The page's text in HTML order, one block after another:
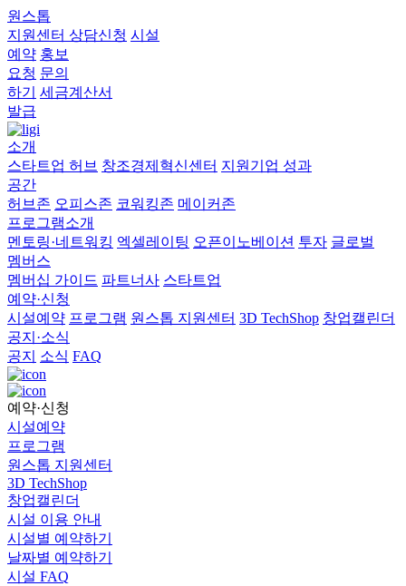
원스톱
지원센터 상담신청 시설
예약 홍보
요청 문의
하기
세금계산서
발급
소개
스타트업 허브 창조경제혁신센터 지원기업 성과
공간
허브존 오피스존 코워킹존 메이커존
프로그램소개
멘토링·네트워킹 엑셀레이팅 오픈이노베이션 투자 글로벌
멤버스
멤버십 가이드 파트너사 스타트업
예약·신청
시설예약 프로그램 원스톱 지원센터 3D TechShop 창업캘린더
공지·소식
공지
소식 FAQ
예약·신청
시설예약
프로그램
원스톱 지원센터
3D TechShop
창업캘린더
시설 이용 안내
시설별 예약하기
날짜별 예약하기
시설 FAQ